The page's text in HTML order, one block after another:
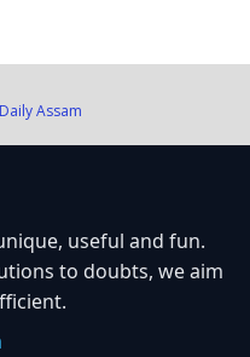
Daily Assam
useful and fun.
to doubts, we aim